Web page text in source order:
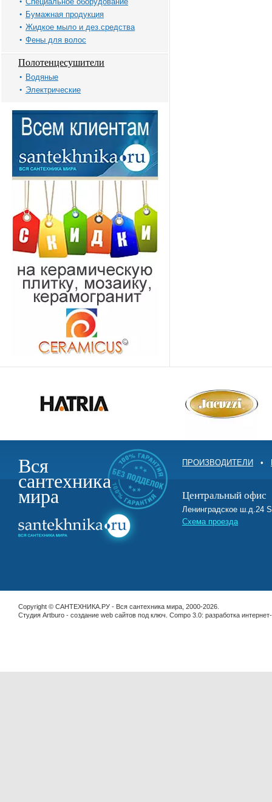
Бумажная продукция
Жидкое мыло и дез.средства
Фены для волос
Полотенцесушители
Водяные
Электрические
Вся
сантехника
мира
ПРОИЗВОДИТЕЛИ •
Центральный офис
Ленинградское ш.д.24
Схема проезда
Copyright © САНТЕХНИКА.РУ - Вся сантехника мира, 2000-2026.
Студия Artburo - cоздание web сайтов под ключ . Compo 3.0: разработка